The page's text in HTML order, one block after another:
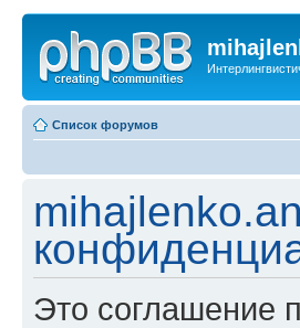
Список форумов
Это соглашение